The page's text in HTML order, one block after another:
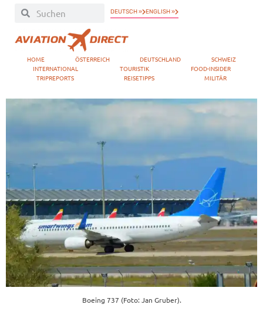
DEUTSCH » ENGLISH »
HOME ÖSTERREICH DEUTSCHLAND
SCHWEIZ
INTERNATIONAL
TOURISTIK
FOOD-INSIDER
TRIPREPORTS
REISETIPPS MILITÄR
Boeing 737 (Foto: Jan Gruber).